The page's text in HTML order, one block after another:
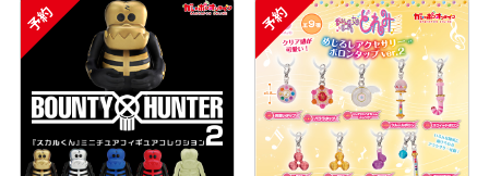
予約 予約